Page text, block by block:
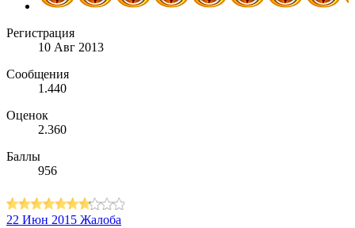
Регистрация
10 Авг 2013
Сообщения
1.440
Оценок
2.360
Баллы
956
22 Июн 2015 Жалоба